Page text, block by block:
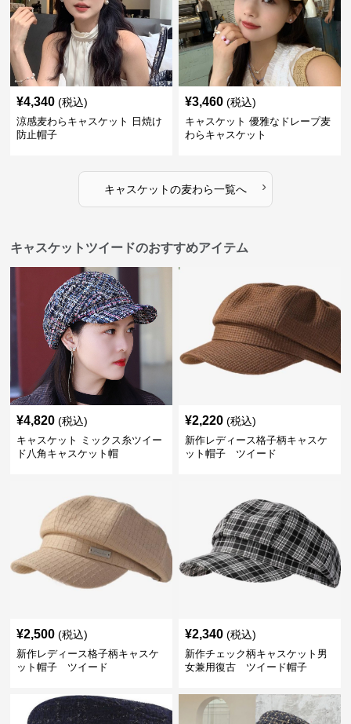
¥4,340 (税込)
涼感麦わらキャスケット 日焼け
防止帽子
¥3,460 (税込)
キャスケット 優雅なドレープ麦
わらキャスケット
キャスケットの麦わら一覧へ ›
キャスケットツイードのおすすめアイテム
¥4,820 (税込)
キャスケット ミックス糸ツイー
ド八角キャスケット帽
¥2,220 (税込)
新作レディース格子柄キャスケ
ット帽子 ツイード
¥2,500 (税込)
新作レディース格子柄キャスケ
ット帽子 ツイード
¥2,340 (税込)
新作チェック柄キャスケット男
女兼用復古 ツイード帽子